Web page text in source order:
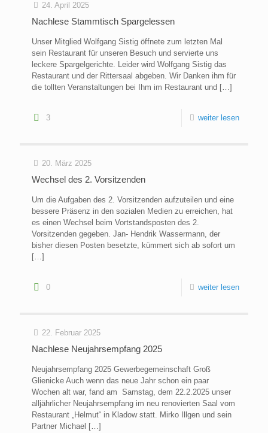
24. April 2025
Nachlese Stammtisch Spargelessen
Unser Mitglied Wolfgang Sistig öffnete zum letzten Mal
sein Restaurant für unseren Besuch und servierte uns
leckere Spargelgerichte. Leider wird Wolfgang Sistig das
Restaurant und der Rittersaal abgeben. Wir Danken ihm für
die tollten Veranstaltungen bei Ihm im Restaurant und […]
3 weiter lesen
20. März 2025
Wechsel des 2. Vorsitzenden
Um die Aufgaben des 2. Vorsitzenden aufzuteilen und eine
bessere Präsenz in den sozialen Medien zu erreichen, hat
es einen Wechsel beim Vortstandsposten des 2.
Vorsitzenden gegeben. Jan- Hendrik Wassermann, der
bisher diesen Posten besetzte, kümmert sich ab sofort um
[…]
0 weiter lesen
22. Februar 2025
Nachlese Neujahrsempfang 2025
Neujahrsempfang 2025 Gewerbegemeinschaft Groß
Glienicke Auch wenn das neue Jahr schon ein paar
Wochen alt war, fand am Samstag, dem 22.2.2025 unser
alljährlicher Neujahrsempfang im neu renovierten Saal vom
Restaurant „Helmut“ in Kladow statt. Mirko Illgen und sein
Partner Michael […]